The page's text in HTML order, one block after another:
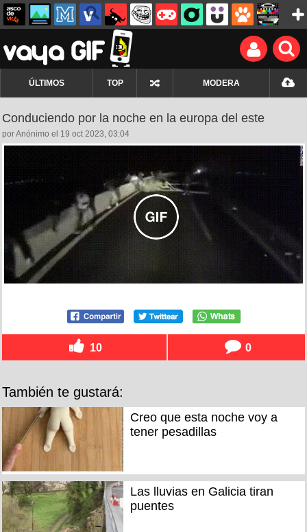
ÚLTIMOS TOP MODERA
Conduciendo por la noche en la europa del este
por Anónimo el 19 oct 2023, 03:04
10 0
También te gustará:
Creo que esta noche voy a
tener pesadillas
Las lluvias en Galicia tiran
puentes